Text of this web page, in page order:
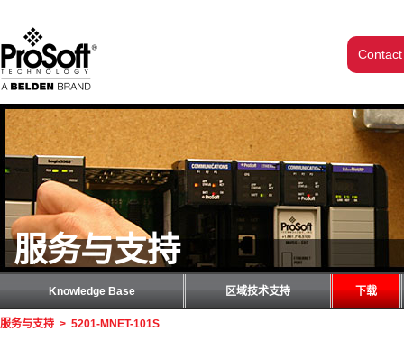
服务与支持
Knowledge Base 区域技术支持 下载
服务与支持 > 5201-MNET-101S